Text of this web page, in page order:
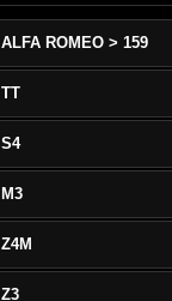
ALFA ROMEO > 159
TT
S4
M3
Z4M
Z3